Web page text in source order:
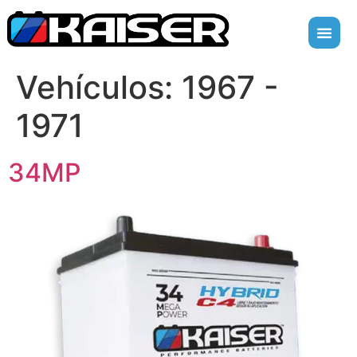
Vehículos: 1967 -
1971
34MP